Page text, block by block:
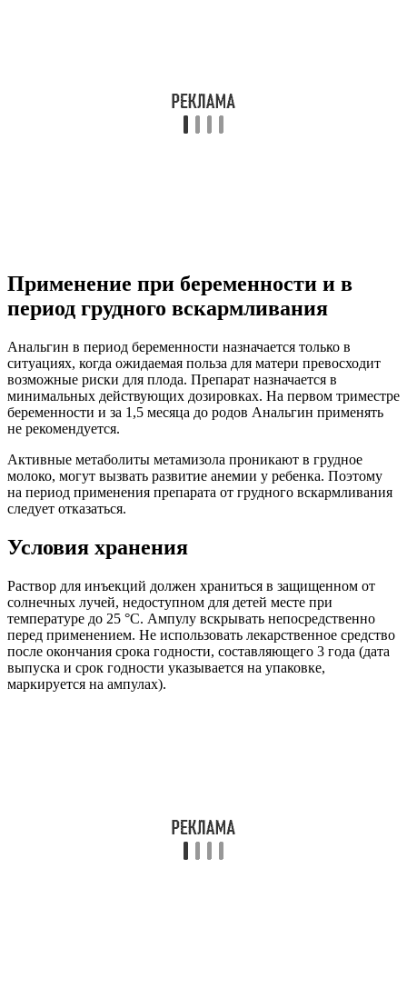
Применение при беременности и в
период грудного вскармливания
Анальгин в период беременности назначается только в
ситуациях, когда ожидаемая польза для матери превосходит
возможные риски для плода. Препарат назначается в
минимальных действующих дозировках. На первом триместре
беременности и за 1,5 месяца до родов Анальгин применять
не рекомендуется.
Активные метаболиты метамизола проникают в грудное
молоко, могут вызвать развитие анемии у ребенка. Поэтому
на период применения препарата от грудного вскармливания
следует отказаться.
Условия хранения
Раствор для инъекций должен храниться в защищенном от
солнечных лучей, недоступном для детей месте при
температуре до 25 °С. Ампулу вскрывать непосредственно
перед применением. Не использовать лекарственное средство
после окончания срока годности, составляющего 3 года (дата
выпуска и срок годности указывается на упаковке,
маркируется на ампулах).